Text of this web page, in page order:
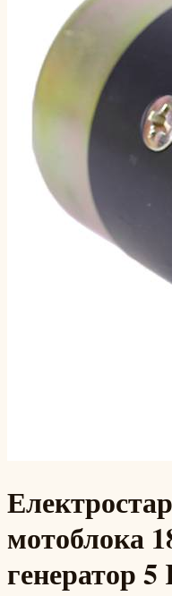
мотоблока
генератор